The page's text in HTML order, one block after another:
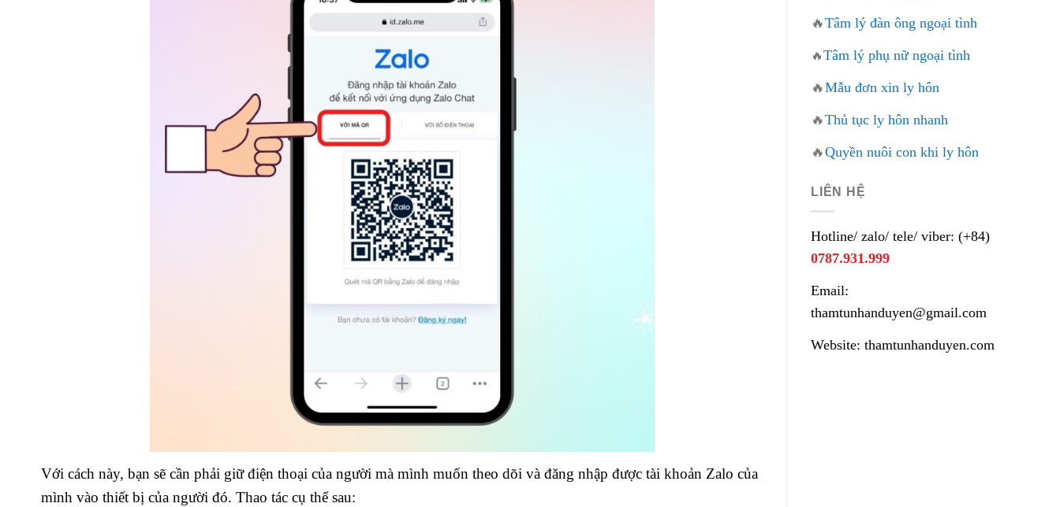
Với cách này, bạn sẽ cần phải giữ điện thoại của người mà mình muốn theo dõi và đăng nhập được tài khoản Zalo của
mình vào thiết bị của người đó. Thao tác cụ thể sau:
🔥Tâm lý đàn ông ngoại tình
🔥Tâm lý phụ nữ ngoại tình
🔥Mẫu đơn xin ly hôn
🔥Thủ tục ly hôn nhanh
🔥Quyền nuôi con khi ly hôn
LIÊN HỆ
Hotline/ zalo/ tele/ viber: (+84)
0787.931.999
Email:
thamtunhanduyen@gmail.com
Website: thamtunhanduyen.com